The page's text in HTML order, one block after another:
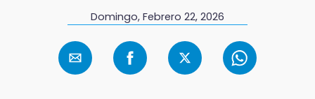
Domingo, Febrero 22, 2026